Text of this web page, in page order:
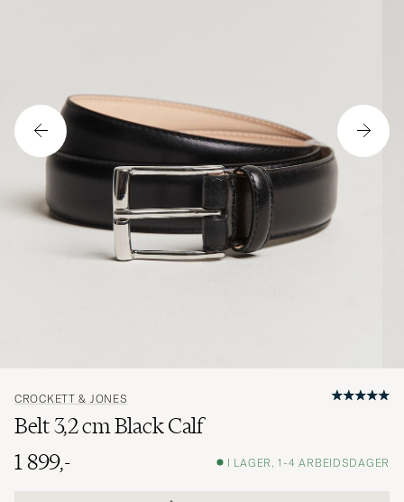
CROCKETT & JONES
Belt 3,2 cm Black Calf
1 899,-
I LAGER, 1-4 ARBEIDSDAGER